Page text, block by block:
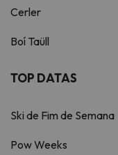
Cerler
Boí Taüll
TOP DATAS
Ski de Fim de Semana
Pow Weeks